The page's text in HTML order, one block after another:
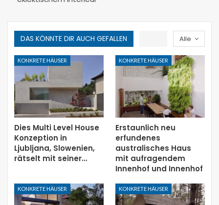
Alle
DAS KÖNNTE DIR AUCH GEFALLEN
KONKRETE HÄUSER
Dies Multi Level House
Konzeption in
Ljubljana, Slowenien,
rätselt mit seiner…
KONKRETE HÄUSER
Erstaunlich neu
erfundenes
australisches Haus
mit aufragendem
Innenhof und Innenhof
KONKRETE HÄUSER KONKRETE HÄUSER